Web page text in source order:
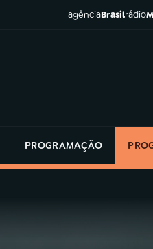
agênciaBrasilrádio
PROGRAMAÇÃO